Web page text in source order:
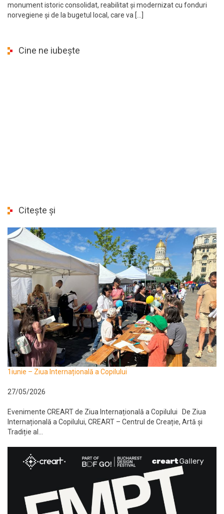
monument istoric consolidat, reabilitat și modernizat cu fonduri
norvegiene și de la bugetul local, care va […]
Cine ne iubește
Citește și
1iunie – Ziua Internațională a Copilului
27/05/2026
Evenimente CREART de Ziua Internațională a Copilului De Ziua
Internațională a Copilului, CREART – Centrul de Creație, Artă și
Tradiție al...